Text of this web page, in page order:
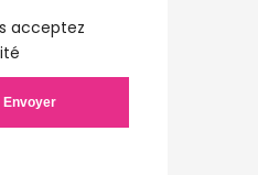
acceptez